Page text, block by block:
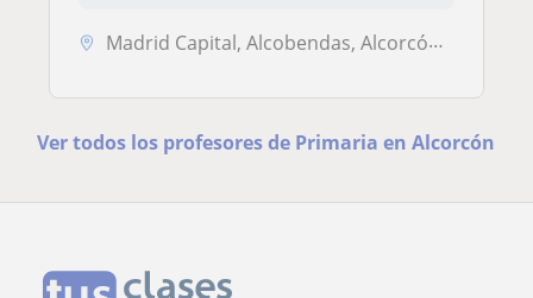
Madrid Capital, Alcobendas, Alcorcón, Getafe, Móstoles, San Sebastián ...
Ver todos los profesores de Primaria en Alcorcón